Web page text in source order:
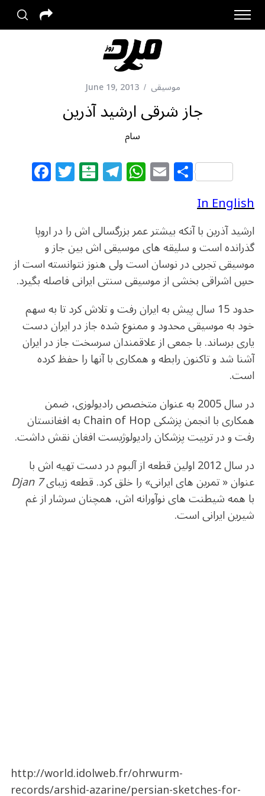
موسیقی June 19, 2013
جاز شرقی ارشید آذرین
سام
F
a
e
b
o
o
k
T
w
e
r
B
al
ar
in
T
el
g
ra
m
W
h
s
A
p
p
E
m
l
S
h
ar
e
In English
ارشید آذرین با آنکه بیشتر عمر بزرگسالی اش را در اروپا
گذرانده است و سلیقه های موسیقی اش بین جاز و
موسیقی تجربی در نوسان است ولی هنوز نتوانسته است از
حسِ اشراقی بخشی از موسیقی سنتی ایرانی فاصله بگیرد.
حدود 15 سال پیش به ایران رفت و تلاش کرد تا به سهم
خود به موسیقی محدود و ممنوع شده جاز در ایران دست
یاری برساند. با جمعی از علاقمندان سرسخت جاز در ایران
آشنا شد و تاکنون رابطه و همکاری با آنها را حفظ کرده
است.
در سال 2005 به عنوان متخصص رادیولوزی، ضمن
همکاری با انجمن پزشکیChain of Hopبه افغانستان
رفت و در تربیت پزشکان رادیولوژیست افغان نقش داشت.
در سال 2012 اولین قطعه از آلبوم در دست تهیه اش با
عنوان « تمرین های ایرانی» را خلق کرد. قطعه زیبای7 Djan
با همه شیطنت های نوآورانه اش، همچنان سرشار از غم
شیرین ایرانی است.
http://world.idolweb.fr/ohrwurm-
records/arshid-azarine/persian-sketches-for-